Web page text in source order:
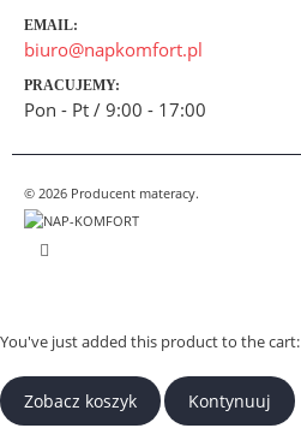
EMAIL:
biuro@napkomfort.pl
PRACUJEMY:
Pon - Pt / 9:00 - 17:00
© 2026 Producent materacy.
You've just added this product to the cart:
Zobacz koszyk Kontynuuj